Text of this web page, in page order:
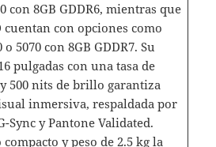
con 8GB GDDR6, mientras que
con opciones como
5070 con 8GB GDDR7. Su
pulgadas con una tasa de
500 nits de brillo garantiza
inmersiva, respaldada por
Sync y Pantone Validated.
y peso de 2.5 kg la